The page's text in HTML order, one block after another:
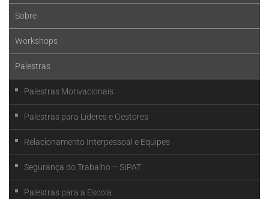
Sobre
Workshops
Palestras
Palestras Motivacionais
Palestras para Líderes e Gestores
Relacionamento Interpessoal e Equipes
Segurança do Trabalho – SIPAT
Palestras para a Escola